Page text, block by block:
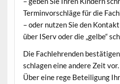
Terminvorschläge für die
– oder nutzen Sie den
über IServ oder die „gelbe“
Die Fachlehrenden
schlagen eine andere Zeit vor.
Über eine rege Beteiligung